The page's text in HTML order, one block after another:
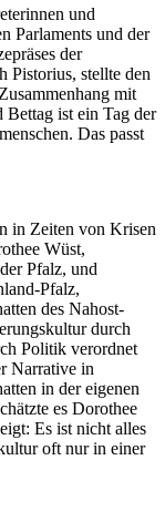
und
Parlaments und der
der
Pistorius, stellte den
mit
ist ein Tag der
Das passt
in Zeiten von Krisen
Wüst,
Pfalz, und
Pfalz,
des Nahost-
durch
Politik verordnet
Narrative in
in der eigenen
es Dorothee
Es ist nicht alles
oft nur in einer